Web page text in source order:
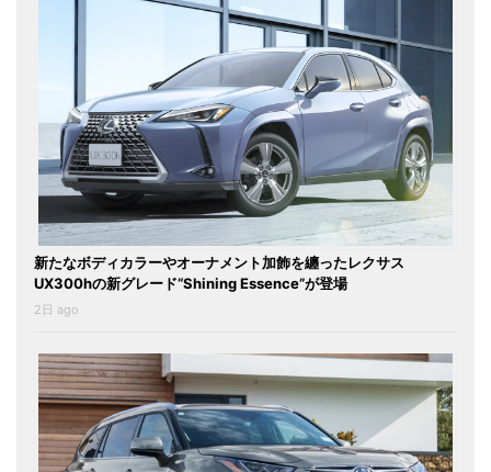
新たなボディカラーやオーナメント加飾を纏ったレクサス
UX300hの新グレード“Shining Essence”が登場
2日 ago